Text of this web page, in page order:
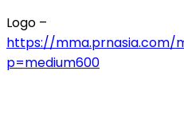
Logo –
https://mma.prnasia.com/
p=medium600